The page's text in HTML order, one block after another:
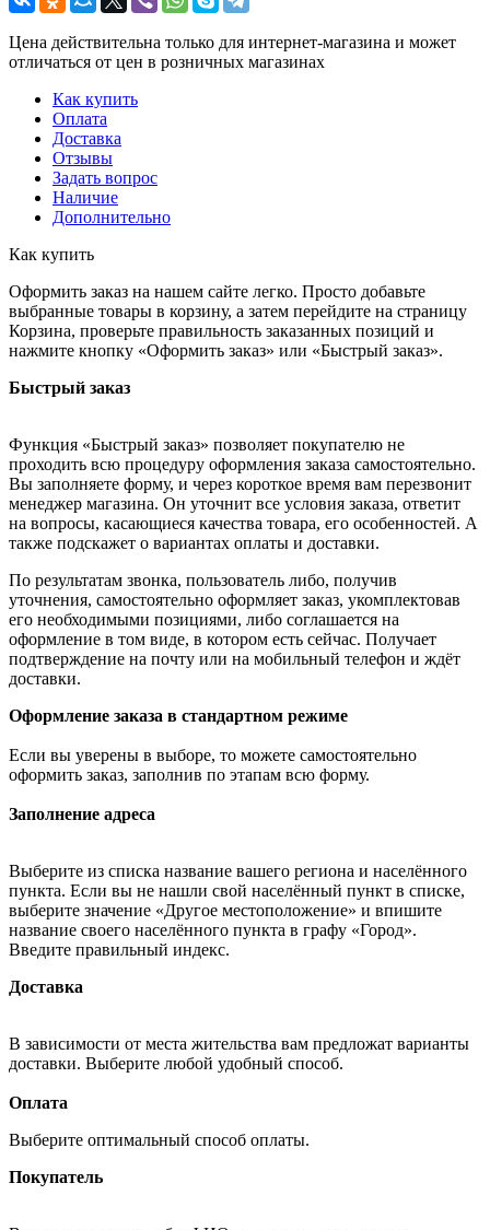
Цена действительна только для интернет-магазина и может
отличаться от цен в розничных магазинах
Как купить
Оплата
Доставка
Отзывы
Задать вопрос
Наличие
Дополнительно
Как купить
Оформить заказ на нашем сайте легко. Просто добавьте
выбранные товары в корзину, а затем перейдите на страницу
Корзина, проверьте правильность заказанных позиций и
нажмите кнопку «Оформить заказ» или «Быстрый заказ».
Быстрый заказ
Функция «Быстрый заказ» позволяет покупателю не
проходить всю процедуру оформления заказа самостоятельно.
Вы заполняете форму, и через короткое время вам перезвонит
менеджер магазина. Он уточнит все условия заказа, ответит
на вопросы, касающиеся качества товара, его особенностей. А
также подскажет о вариантах оплаты и доставки.
По результатам звонка, пользователь либо, получив
уточнения, самостоятельно оформляет заказ, укомплектовав
его необходимыми позициями, либо соглашается на
оформление в том виде, в котором есть сейчас. Получает
подтверждение на почту или на мобильный телефон и ждёт
доставки.
Оформление заказа в стандартном режиме
Если вы уверены в выборе, то можете самостоятельно
оформить заказ, заполнив по этапам всю форму.
Заполнение адреса
Выберите из списка название вашего региона и населённого
пункта. Если вы не нашли свой населённый пункт в списке,
выберите значение «Другое местоположение» и впишите
название своего населённого пункта в графу «Город».
Введите правильный индекс.
Доставка
В зависимости от места жительства вам предложат варианты
доставки. Выберите любой удобный способ.
Оплата
Выберите оптимальный способ оплаты.
Покупатель